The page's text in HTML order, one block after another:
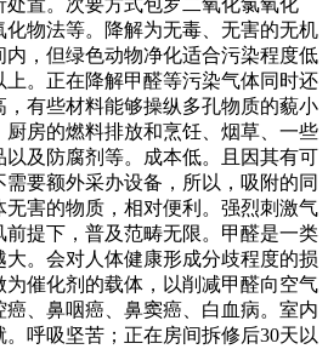
置。次要方式包罗二氧化氯氧化
物法等。降解为无毒、无害的无机
，但绿色动物净化适合污染程度低
上。正在降解甲醛等污染气体同时还
有些材料能够操纵多孔物质的藐小
房的燃料排放和烹饪、烟草、一些
及防腐剂等。成本低。且因其有可
要额外采办设备，所以，吸附的同
害的物质，相对便利。强烈刺激气
提下，普及范畴无限。甲醛是一类
。会对人体健康形成分歧程度的损
催化剂的载体，以削减甲醛向空气
、鼻咽癌、鼻窦癌、白血病。室内
呼吸坚苦；正在房间拆修后30天以